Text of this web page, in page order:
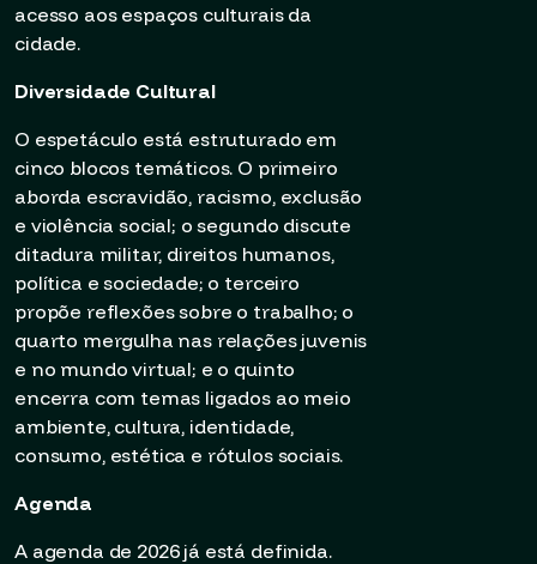
acesso aos espaços culturais da
cidade.
Diversidade Cultural
O espetáculo está estruturado em
cinco blocos temáticos. O primeiro
aborda escravidão, racismo, exclusão
e violência social; o segundo discute
ditadura militar, direitos humanos,
política e sociedade; o terceiro
propõe reflexões sobre o trabalho; o
quarto mergulha nas relações juvenis
e no mundo virtual; e o quinto
encerra com temas ligados ao meio
ambiente, cultura, identidade,
consumo, estética e rótulos sociais.
Agenda
A agenda de 2026 já está definida.